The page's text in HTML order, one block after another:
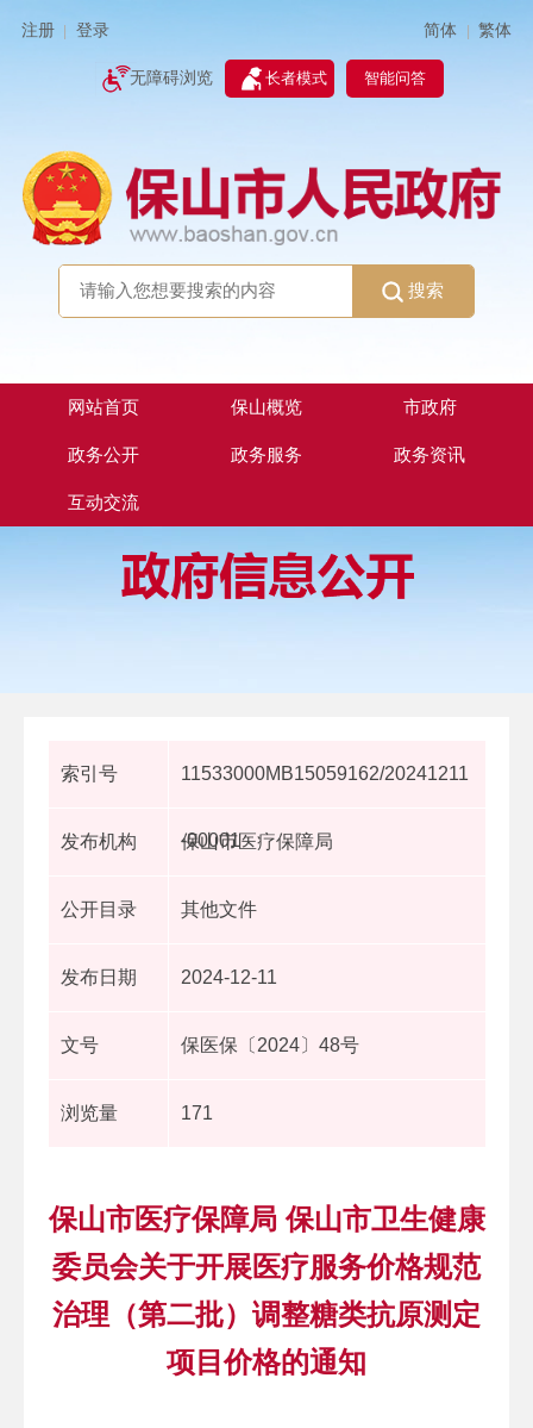
注册 登录 简体 | 繁体
无障碍浏览 长者模式 智能问答
搜索
网站首页 保山概览 市政府
政务公开 政务服务 政务资讯
互动交流
索引号 11533000MB15059162/20241211
-00001
发布机构 保山市医疗保障局
公开目录 其他文件
发布日期 2024-12-11
文号 保医保〔2024〕48号
浏览量 171
保山市医疗保障局 保山市卫生健康
委员会关于开展医疗服务价格规范
治理（第二批）调整糖类抗原测定
项目价格的通知